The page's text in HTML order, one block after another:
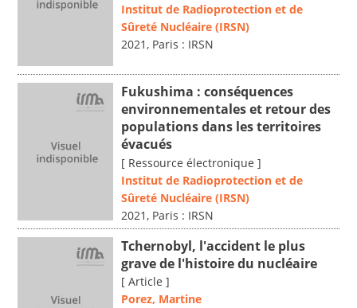
Institut de Radioprotection et de
Sûreté Nucléaire (IRSN)
2021, Paris : IRSN
Fukushima : conséquences
environnementales et retour des
populations dans les territoires
évacués
[ Ressource électronique ]
Institut de Radioprotection et de
Sûreté Nucléaire (IRSN)
2021, Paris : IRSN
Tchernobyl, l'accident le plus
grave de l'histoire du nucléaire
[ Article ]
Porez, Martine